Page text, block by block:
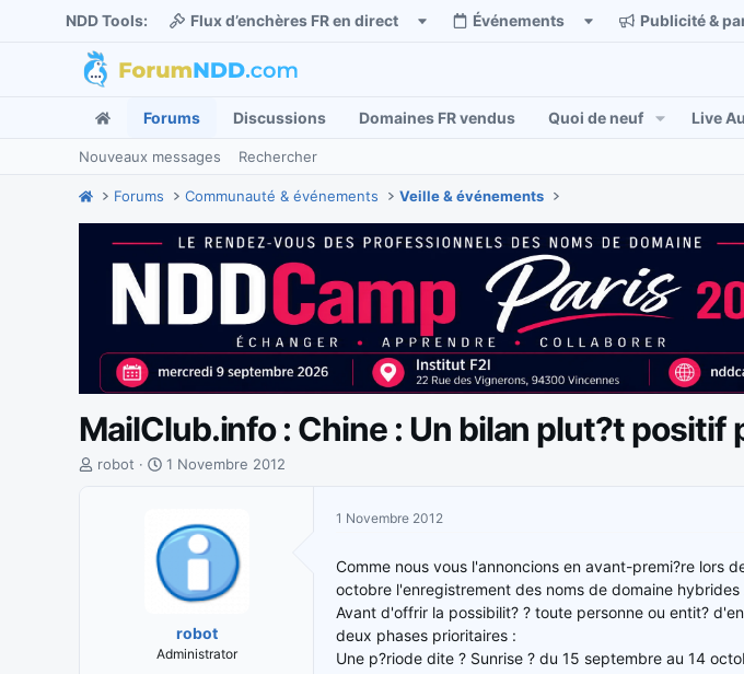
NDD Tools: Flux d’enchères FR en direct Événements Publicité &
Forums Discussions Domaines FR vendus Quoi de neuf Live
Nouveaux messages Rechercher
Forums Communauté & événements Veille & événements
MailClub.info : Chine : Un bilan plut?t positif
Irobot
D
e
d
u
1 Novembre 2012
robot
Administrator
1 Novembre 2012
Comme nous vous l'annoncions en avant-premi?re lors
octobre l'enregistrement des noms de domaine hybrides
Avant d'offrir la possibilit? ? toute personne ou entit?
deux phases prioritaires :
Une p?riode dite ? Sunrise ? du 15 septembre au 14